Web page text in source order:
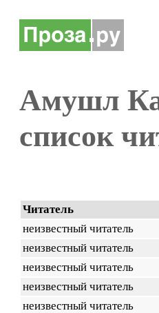
Амушл
список
Читатель
неизвестный читатель
неизвестный читатель
неизвестный читатель
неизвестный читатель
неизвестный читатель